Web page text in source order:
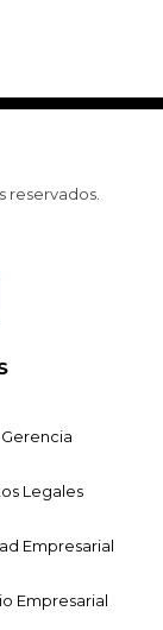
reservados.
Legales
Empresarial
Empresarial